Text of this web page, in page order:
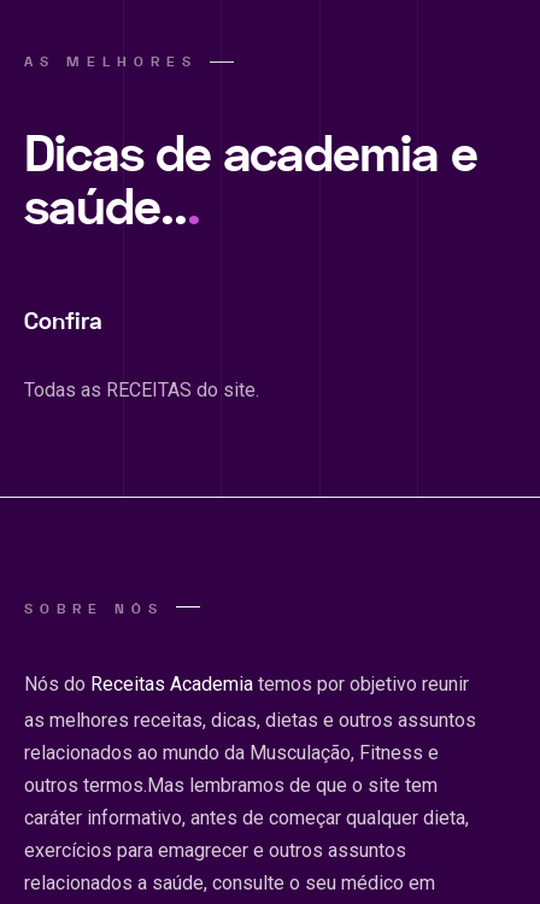
AS MELHORES
Dicas de academia e
saúde...
Confira
Todas as RECEITAS do site.
SOBRE NÓS
Nós do Receitas Academia temos por objetivo reunir
as melhores receitas, dicas, dietas e outros assuntos
relacionados ao mundo da Musculação, Fitness e
outros termos.Mas lembramos de que o site tem
caráter informativo, antes de começar qualquer dieta,
exercícios para emagrecer e outros assuntos
relacionados a saúde, consulte o seu médico em